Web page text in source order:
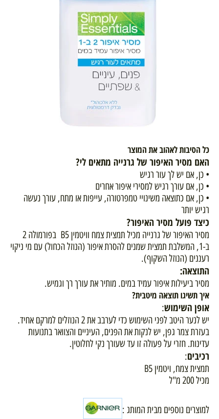
כל הסיבות לאהוב את המוצר
האם מסיר האיפור של גרנייה מתאים לי?
• כן, אם יש לך עור רגיש
• כן, אם עורך רגיש למסירי איפור אחרים
• כן, אם כתוצאה משינויי טמפרטורה, עייפות או מתח, עורך נעשה
רגיש יותר
כיצד פועל מסיר האיפור?
מסיר האיפור של גרנייה מכיל תמצית צמח וויטמין B5 בפורמולה 2
ב-1, המשלבת תמצית שמנים להסרת איפור (הנוזל הכחול) עם מי ניקוי
רעננים (הנוזל השקוף).
התוצאה:
מסיר ביעילות איפור עמיד במים. מותיר את עורך רך וגמיש.
איך תשיגו תוצאה מיטבית?
אופן השימוש:
יש לנער היטב לפני השימוש כדי לערבב את 2 הנוזלים למרקם אחיד.
בעזרת צמר גפן, יש לנקות את הפנים, העיניים והצוואר בתנועות
עדינות. חזרי על פעולה זו עד שעורך נקי לחלוטין.
רכיבים:
תמצית צמח, ויטמין B5
מכיל 200 מ"ל
למוצרים נוספים מבית המותג :